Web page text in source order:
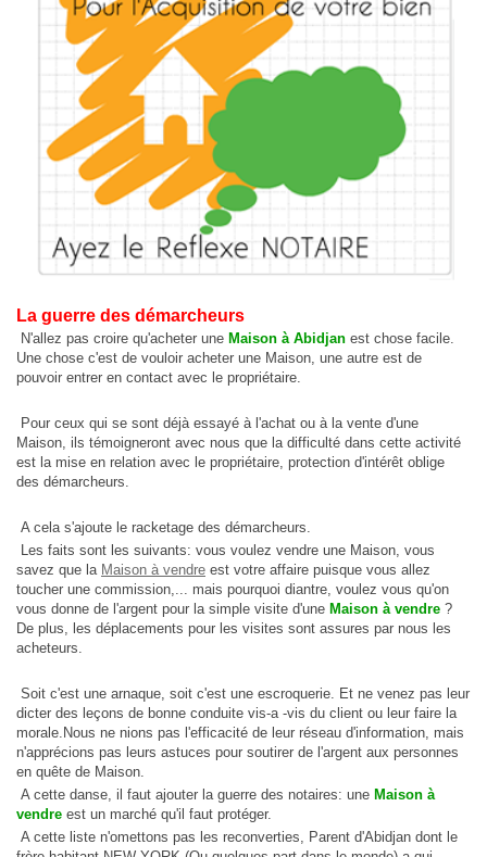
La guerre des démarcheurs
N'allez pas croire qu'acheter une Maison à Abidjan est chose facile.
Une chose c'est de vouloir acheter une Maison, une autre est de
pouvoir entrer en contact avec le propriétaire.
Pour ceux qui se sont déjà essayé à l'achat ou à la vente d'une
Maison, ils témoigneront avec nous que la difficulté dans cette activité
est la mise en relation avec le propriétaire, protection d'intérêt oblige
des démarcheurs.
A cela s'ajoute le racketage des démarcheurs.
Les faits sont les suivants: vous voulez vendre une Maison, vous
savez que la Maison à vendre est votre affaire puisque vous allez
toucher une commission,... mais pourquoi diantre, voulez vous qu'on
vous donne de l'argent pour la simple visite d'une Maison à vendre ?
De plus, les déplacements pour les visites sont assures par nous les
acheteurs.
Soit c'est une arnaque, soit c'est une escroquerie. Et ne venez pas leur
dicter des leçons de bonne conduite vis-a -vis du client ou leur faire la
morale.Nous ne nions pas l'efficacité de leur réseau d'information, mais
n'apprécions pas leurs astuces pour soutirer de l'argent aux personnes
en quête de Maison.
A cette danse, il faut ajouter la guerre des notaires: une Maison à
vendre est un marché qu'il faut protéger.
A cette liste n'omettons pas les reconverties, Parent d'Abidjan dont le